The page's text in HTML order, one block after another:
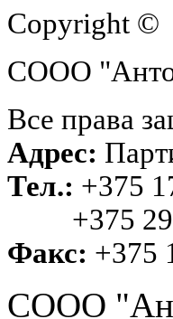
Copyright ©
СООО
Все права
Адрес:
Тел.: +375
+375
Факс: +375
СООО